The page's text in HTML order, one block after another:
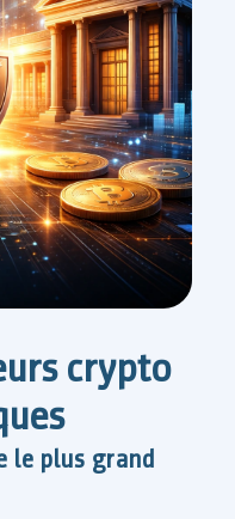
crypto
le plus grand